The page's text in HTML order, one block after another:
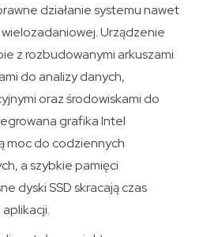
działanie systemu nawet
Urządzenie
z rozbudowanymi arkuszami
do analizy danych,
oraz środowiskami do
grafika Intel
moc do codziennych
a szybkie pamięci
dyski SSD skracają czas